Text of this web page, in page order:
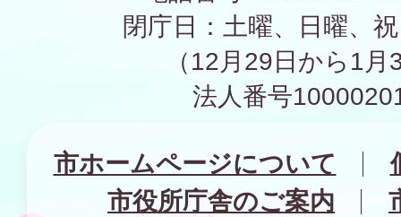
閉庁日：土曜、日曜、
（12月29日から1
法人番号
市ホームページについて
市役所庁舎のご案内